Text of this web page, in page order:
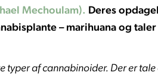
Mechoulam). Deres
– marihuana og
typer af cannabinoider. Der er tale